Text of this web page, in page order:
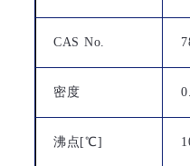
CAS No.
密度
沸点[℃]